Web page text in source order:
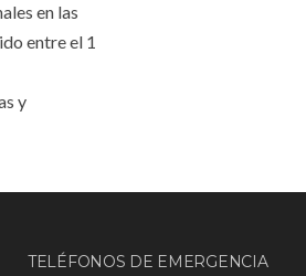
en las
entre el 1
y
TELÉFONOS DE EMERGENCIA